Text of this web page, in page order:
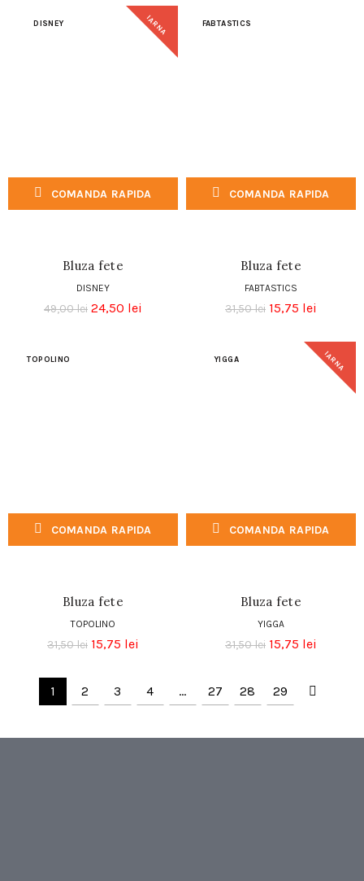
DISNEY IARNA
COMANDA RAPIDA
Bluza fete
DISNEY
49,00lei 24,50 lei
FABTASTICS
COMANDA RAPIDA
Bluza fete
FABTASTICS
31,50lei 15,75 lei
TOPOLINO
COMANDA RAPIDA
Bluza fete
TOPOLINO
31,50lei 15,75 lei
YIGGA IARNA
COMANDA RAPIDA
Bluza fete
YIGGA
31,50lei 15,75 lei
1 2 3 4 … 27 28 29